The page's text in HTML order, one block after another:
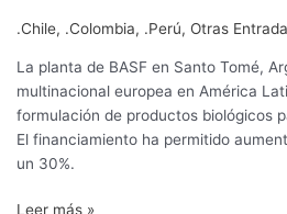
.Chile, .Colombia, .Perú, Otras
La planta de BASF en Santo Tomé,
multinacional europea en América
formulación de productos biológicos
El financiamiento ha permitido
un 30%.
Leer más »